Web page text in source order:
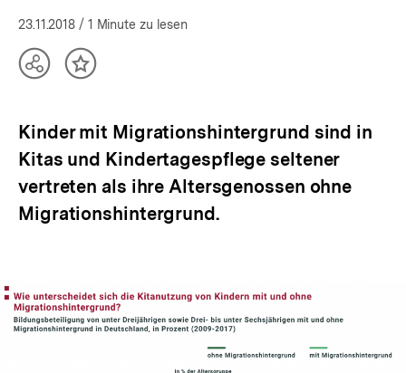
23.11.2018 / 1 Minute zu lesen
TeilenInhalt
Kinder mit Migrationshintergrund sind in
Kitas und Kindertagespflege seltener
vertreten als ihre Altersgenossen ohne
Migrationshintergrund.